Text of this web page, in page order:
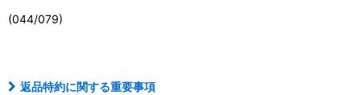
(044/079)
返品特約に関する重要事項